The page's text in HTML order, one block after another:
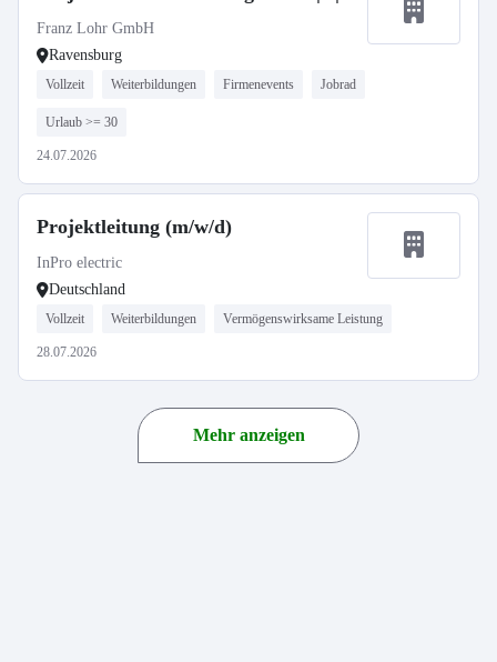
Franz Lohr GmbH
Ravensburg
Vollzeit Weiterbildungen Firmenevents Jobrad
Urlaub >= 30
24.07.2026
Projektleitung (m/w/d)
InPro electric
Deutschland
Vollzeit Weiterbildungen Vermögenswirksame Leistung
28.07.2026
Mehr anzeigen